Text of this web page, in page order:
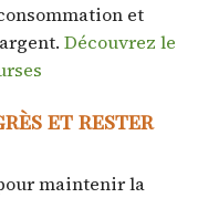
et
Découvrez le
et rester
maintenir la